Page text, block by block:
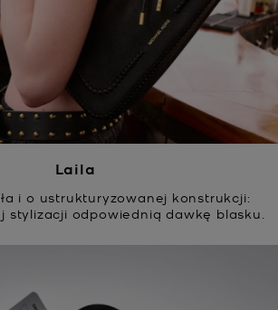
Laila
i o ustrukturyzowanej konstrukcji:
stylizacji odpowiednią dawkę blasku.